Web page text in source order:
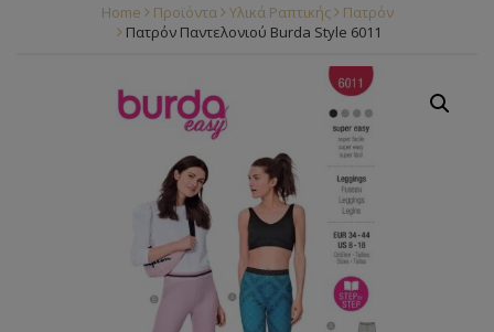
Home Προϊόντα Υλικά Ραπτικής
Πατρόν
Πατρόν Παντελονιού Burda Style 6011